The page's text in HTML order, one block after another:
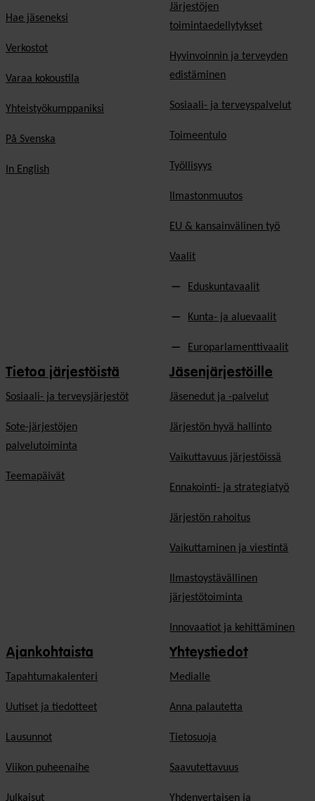
Hae jäseneksi
Verkostot
Varaa kokoustila
Yhteistyökumppaniksi
På Svenska
In English
Järjestöjen
toimintaedellytykset
Hyvinvoinnin ja terveyden
edistäminen
Sosiaali- ja terveyspalvelut
Toimeentulo
Työllisyys
Ilmastonmuutos
EU & kansainvälinen työ
Vaalit
Eduskuntavaalit
Kunta- ja aluevaalit
Europarlamenttivaalit
Tietoa järjestöistä
Sosiaali- ja terveysjärjestöt
Sote-järjestöjen
palvelutoiminta
Teemapäivät
Jäsenjärjestöille
Jäsen­edut ja -palvelut
Järjestön hyvä hallinto
Vaikuttavuus järjestöissä
Ennakointi- ja strategiatyö
Järjestön rahoitus
Vaikuttaminen ja viestintä
Ilmastoystävällinen
järjestötoiminta
Innovaatiot ja kehittäminen
Ajankohtaista
Tapahtumakalenteri
Uutiset ja tiedotteet
Lausunnot
Viikon puheenaihe
Julkaisut
Yhteystiedot
Medialle
Anna palautetta
Tietosuoja
Saavutettavuus
Yhdenvertaisen ja